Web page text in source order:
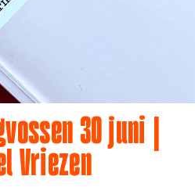
30 juni |
Vriezen